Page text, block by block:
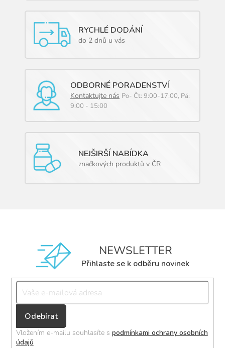
RYCHLÉ DODÁNÍ
do 2 dnů u vás
ODBORNÉ PORADENSTVÍ
Kontaktujte nás Po- Čt: 9:00-17:00, Pá:
9:00 - 15:00
NEJŠIRŠÍ NABÍDKA
značkových produktů v ČR
NEWSLETTER
Přihlaste se k odběru novinek
Přihlásit
se
Vložením e-mailu souhlasíte s podmínkami ochrany osobních
údajů